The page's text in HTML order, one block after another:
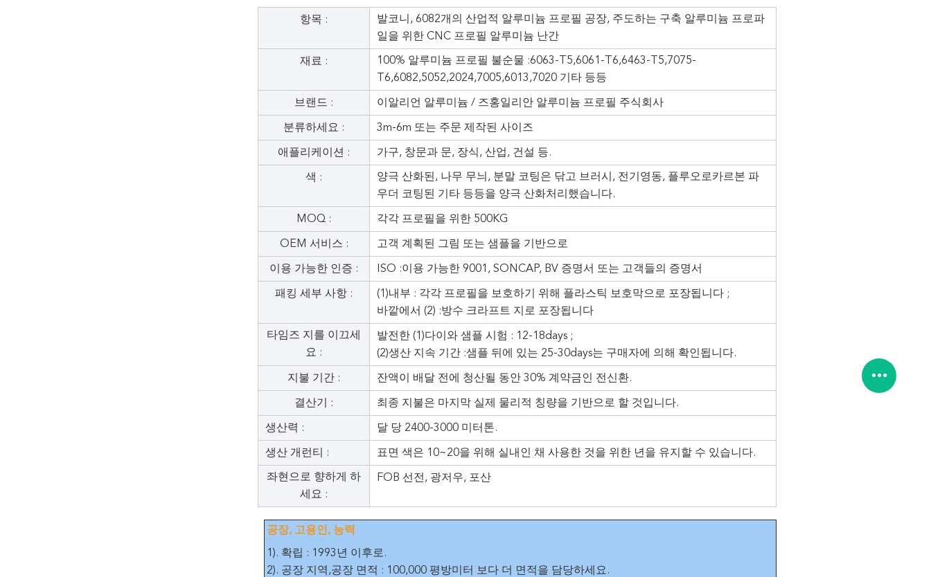
항목 :
발코니, 6082개의 산업적 알루미늄 프로필 공장, 주도하는 구축 알루미늄 프로파
일을 위한 CNC 프로필 알루미늄 난간
재료 :
100% 알루미늄 프로필 불순물 :6063-T5,6061-T6,6463-T5,7075-
T6,6082,5052,2024,7005,6013,7020 기타 등등
브랜드 : 이알리언 알루미늄 / 즈홍일리안 알루미늄 프로필 주식회사
분류하세요 : 3m-6m 또는 주문 제작된 사이즈
애플리케이션 : 가구, 창문과 문, 장식, 산업, 건설 등.
색 :
양극 산화된, 나무 무늬, 분말 코팅은 닦고 브러시, 전기영동, 플루오로카르본 파
우더 코팅된 기타 등등을 양극 산화처리했습니다.
MOQ : 각각 프로필을 위한 500KG
OEM 서비스 : 고객 계획된 그림 또는 샘플을 기반으로
이용 가능한 인증 : ISO :이용 가능한 9001, SONCAP, BV 증명서 또는 고객들의 증명서
패킹 세부 사항 :
(1)내부 : 각각 프로필을 보호하기 위해 플라스틱 보호막으로 포장됩니다 ;
바깥에서 (2) :방수 크라프트 지로 포장됩니다
타임즈 지를 이끄세
요 :
발전한 (1)다이와 샘플 시험 : 12-18days ;
(2)생산 지속 기간 :샘플 뒤에 있는 25-30days는 구매자에 의해 확인됩니다.
지불 기간 : 잔액이 배달 전에 청산될 동안 30% 계약금인 전신환.
결산기 : 최종 지불은 마지막 실제 물리적 칭량을 기반으로 할 것입니다.
생산력 : 달 당 2400-3000 미터톤.
생산 개런티 : 표면 색은 10~20을 위해 실내인 채 사용한 것을 위한 년을 유지할 수 있습니다.
좌현으로 향하게 하
세요 :
FOB 선전, 광저우, 포산
공장, 고용인, 능력
1). 확립 : 1993년 이후로.
2). 공장 지역,공장 면적 : 100,000 평방미터 보다 더 면적을 담당하세요.